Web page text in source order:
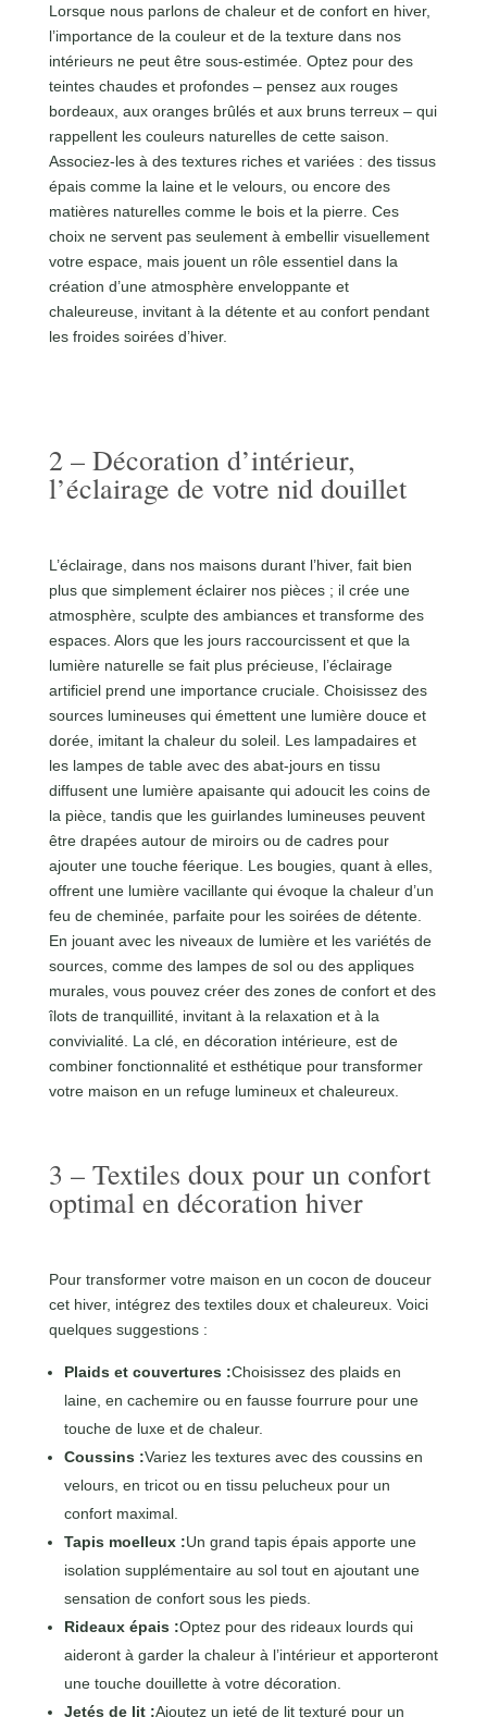
Lorsque nous parlons de chaleur et de confort en hiver,
l’importance de la couleur et de la texture dans nos
intérieurs ne peut être sous-estimée. Optez pour des
teintes chaudes et profondes – pensez aux rouges
bordeaux, aux oranges brûlés et aux bruns terreux– qui
rappellent les couleurs naturelles de cette saison.
Associez-les à des textures riches et variées : des tissus
épais comme la laine et le velours, ou encore des
matières naturelles comme le bois et la pierre. Ces
choix ne servent pas seulement à embellir visuellement
votre espace, mais jouent un rôle essentiel dans la
création d’une atmosphère enveloppante et
chaleureuse, invitant à la détente et au confort pendant
les froides soirées d’hiver.
2 – Décoration d’intérieur,
l’éclairage de votre nid douillet
L’éclairage, dans nos maisons durant l’hiver, fait bien
plus que simplement éclairer nos pièces ; il crée une
atmosphère, sculpte des ambiances et transforme des
espaces. Alors que les jours raccourcissent et que la
lumière naturelle se fait plus précieuse, l’éclairage
artificiel prend une importance cruciale. Choisissez des
sources lumineuses qui émettent une lumière douce et
dorée, imitant la chaleur du soleil. Les lampadaires et
les lampes de table avec des abat-jours en tissu
diffusent une lumière apaisante qui adoucit les coins de
la pièce, tandis que les guirlandes lumineuses peuvent
être drapées autour de miroirs ou de cadres pour
ajouter une touche féerique. Les bougies, quant à elles,
offrent une lumière vacillante qui évoque la chaleur d’un
feu de cheminée, parfaite pour les soirées de détente.
En jouant avec les niveaux de lumière et les variétés de
sources, comme des lampes de sol ou des appliques
murales, vous pouvez créer des zones de confort et des
îlots de tranquillité, invitant à la relaxation et à la
convivialité. La clé, en décoration intérieure, est de
combiner fonctionnalité et esthétique pour transformer
votre maison en un refuge lumineux et chaleureux.
3 – Textiles doux pour un confort
optimal en décoration hiver
Pour transformer votre maison en un cocon de douceur
cet hiver, intégrez des textiles doux et chaleureux. Voici
quelques suggestions :
Plaids et couvertures :Choisissez des plaids en
laine, en cachemire ou en fausse fourrure pour une
touche de luxe et de chaleur.
Coussins :Variez les textures avec des coussins en
velours, en tricot ou en tissu pelucheux pour un
confort maximal.
Tapis moelleux :Un grand tapis épais apporte une
isolation supplémentaire au sol tout en ajoutant une
sensation de confort sous les pieds.
Rideaux épais :Optez pour des rideaux lourds qui
aideront à garder la chaleur à l’intérieur et apporteront
une touche douillette à votre décoration.
Jetés de lit :Ajoutez un jeté de lit texturé pour un